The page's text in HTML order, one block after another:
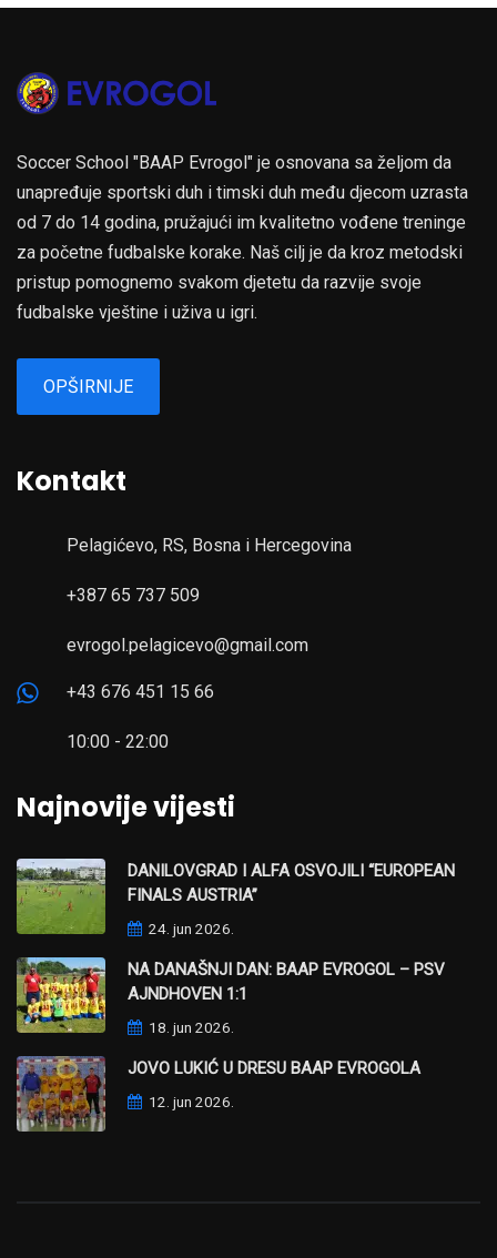
Soccer School "BAAP Evrogol" je osnovana sa željom da
unapređuje sportski duh i timski duh među djecom uzrasta
od 7 do 14 godina, pružajući im kvalitetno vođene treninge
za početne fudbalske korake. Naš cilj je da kroz metodski
pristup pomognemo svakom djetetu da razvije svoje
fudbalske vještine i uživa u igri.
OPŠIRNIJE
Kontakt
Pelagićevo, RS, Bosna i Hercegovina
+387 65 737 509
evrogol.pelagicevo@gmail.com
+43 676 451 15 66
10:00 - 22:00
Najnovije vijesti
DANILOVGRAD I ALFA OSVOJILI “EUROPEAN
FINALS AUSTRIA”
24. jun 2026.
NA DANAŠNJI DAN: BAAP EVROGOL – PSV
AJNDHOVEN 1:1
18. jun 2026.
JOVO LUKIĆ U DRESU BAAP EVROGOLA
12. jun 2026.